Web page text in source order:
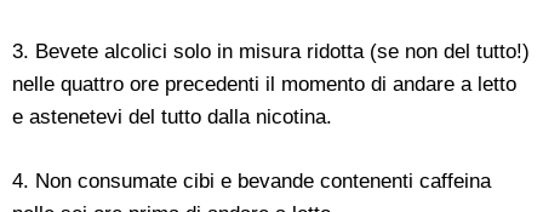
3. Bevete alcolici solo in misura ridotta (se non del tutto!)
nelle quattro ore precedenti il momento di andare a letto
e astenetevi del tutto dalla nicotina.
4. Non consumate cibi e bevande contenenti caffeina